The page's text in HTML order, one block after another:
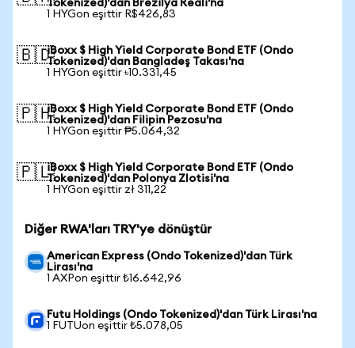
Tokenized)'dan Brezilya Reali'na
1 HYGon eşittir R$426,83
🇧🇩iBoxx $ High Yield Corporate Bond ETF (Ondo
Tokenized)'dan Bangladeş Takası'na
1 HYGon eşittir ৳10.331,45
🇵🇭iBoxx $ High Yield Corporate Bond ETF (Ondo
Tokenized)'dan Filipin Pezosu'na
1 HYGon eşittir ₱5.064,32
🇵🇱iBoxx $ High Yield Corporate Bond ETF (Ondo
Tokenized)'dan Polonya Zlotisi'na
1 HYGon eşittir zł 311,22
Diğer RWA'ları TRY'ye dönüştür
American Express (Ondo Tokenized)'dan Türk
Lirası'na
1 AXPon eşittir ₺16.642,96
Futu Holdings (Ondo Tokenized)'dan Türk Lirası'na
1 FUTUon eşittir ₺5.078,05